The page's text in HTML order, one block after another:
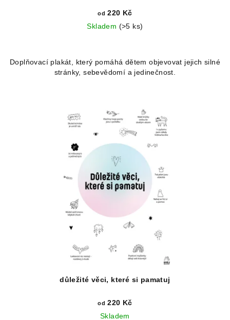
od 220 Kč
Skladem (>5 ks)
Doplňovací plakát, který pomáhá dětem objevovat jejich silné
stránky, sebevědomí a jedinečnost.
důležité věci, které si pamatuj
od 220 Kč
Skladem